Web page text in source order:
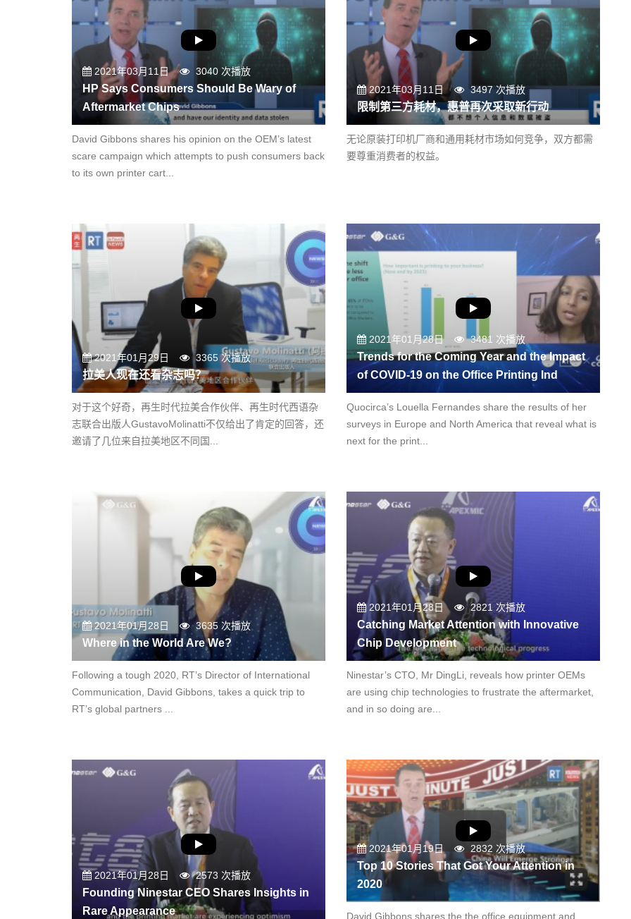
2021年03月11日 3040 次播放
HP Says Consumers Should Be Wary of
Aftermarket Chips
David Gibbons shares his opinion on the OEM’s latest
scare campaign which attempts to push consumers back
to its own printer cart...
2021年03月11日 3497 次播放
限制第三方耗材，惠普再次采取新行动
无论原装打印机厂商和通用耗材市场如何竞争，双方都需
要尊重消费者的权益。
2021年01月29日 3365 次播放
拉美人现在还看杂志吗？
对于这个好奇，再生时代拉美合作伙伴、再生时代西语杂
志联合出版人GustavoMolinatti不仅给出了肯定的回答，还
邀请了几位来自拉美地区不同国...
2021年01月28日 3481 次播放
Trends for the Coming Year and the Impact
of COVID-19 on the Office Printing Ind
Quocirca’s Louella Fernandes share the results of her
surveys in Europe and North America that reveal what is
next for the print...
2021年01月28日 3635 次播放
Where in the World Are We?
Following a tough 2020, RT’s Director of International
Communication, David Gibbons, takes a quick trip to
RT’s global partners ...
2021年01月28日 2821 次播放
Catching Market Attention with Innovative
Chip Development
Ninestar’s CTO, Mr DingLi, reveals how printer OEMs
are using chip technologies to frustrate the aftermarket,
and in so doing are...
2021年01月28日 2573 次播放
Founding Ninestar CEO Shares Insights in
Rare Appearance
2021年01月19日 2832 次播放
Top 10 Stories That Got Your Attention in
2020
David Gibbons shares the the office equipment and